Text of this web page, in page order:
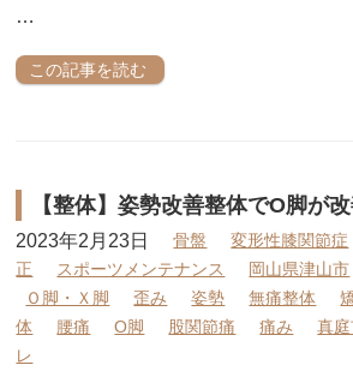
…
この記事を読む
【整体】姿勢改善整体でO脚が
2023年2月23日 骨盤 変形性膝関節症
正
スポーツメンテナンス 岡山県津山市
Ｏ脚・Ｘ脚
歪み 姿勢 無痛整体
体
腰痛 O脚 股関節痛 痛み 真
レ